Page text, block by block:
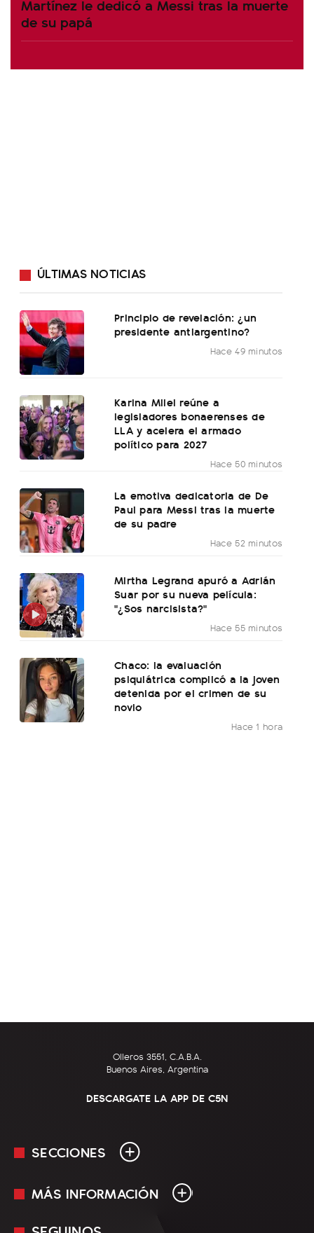
Martínez le dedicó a Messi tras la muerte
de su papá
ÚLTIMAS NOTICIAS
Principio de revelación: ¿un
presidente antiargentino?
Hace 49 minutos
Karina Milei reúne a
legisladores bonaerenses de
LLA y acelera el armado
político para 2027
Hace 50 minutos
La emotiva dedicatoria de De
Paul para Messi tras la muerte
de su padre
Hace 52 minutos
Mirtha Legrand apuró a Adrián
Suar por su nueva película:
"¿Sos narcisista?"
Hace 55 minutos
Chaco: la evaluación
psiquiátrica complicó a la joven
detenida por el crimen de su
novio
Hace 1 hora
Olleros 3551, C.A.B.A.
Buenos Aires, Argentina
DESCARGATE LA APP DE C5N
SECCIONES
En Vivo
MÁS INFORMACIÓN